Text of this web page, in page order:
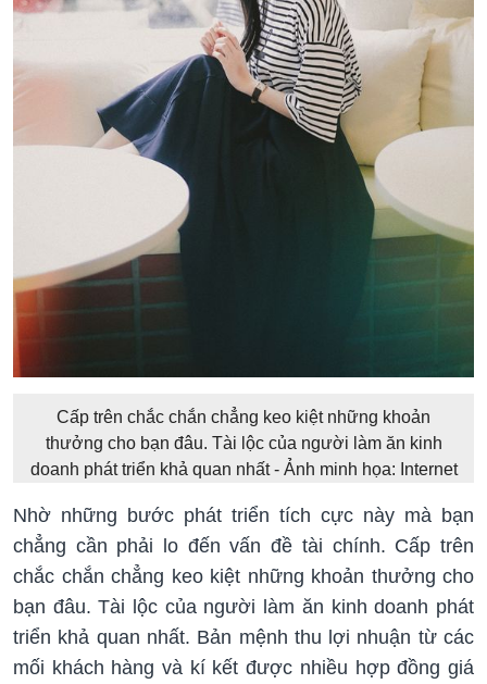
Cấp trên chắc chắn chẳng keo kiệt những khoản
thưởng cho bạn đâu. Tài lộc của người làm ăn kinh
doanh phát triển khả quan nhất - Ảnh minh họa: Internet
Nhờ những bước phát triển tích cực này mà bạn
chẳng cần phải lo đến vấn đề tài chính. Cấp trên
chắc chắn chẳng keo kiệt những khoản thưởng cho
bạn đâu. Tài lộc của người làm ăn kinh doanh phát
triển khả quan nhất. Bản mệnh thu lợi nhuận từ các
mối khách hàng và kí kết được nhiều hợp đồng giá